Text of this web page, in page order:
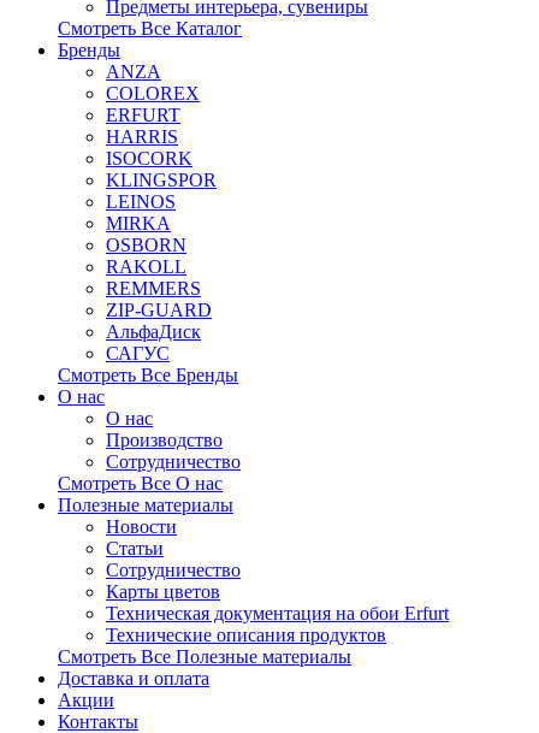
Предметы интерьера, сувениры
Смотреть Все Каталог
Бренды
ANZA
COLOREX
ERFURT
HARRIS
ISOCORK
KLINGSPOR
LEINOS
MIRKA
OSBORN
RAKOLL
REMMERS
ZIP-GUARD
АльфаДиск
САГУС
Смотреть Все Бренды
О нас
О нас
Производство
Сотрудничество
Смотреть Все О нас
Полезные материалы
Новости
Статьи
Сотрудничество
Карты цветов
Техническая документация на обои Erfurt
Технические описания продуктов
Смотреть Все Полезные материалы
Доставка и оплата
Акции
Контакты